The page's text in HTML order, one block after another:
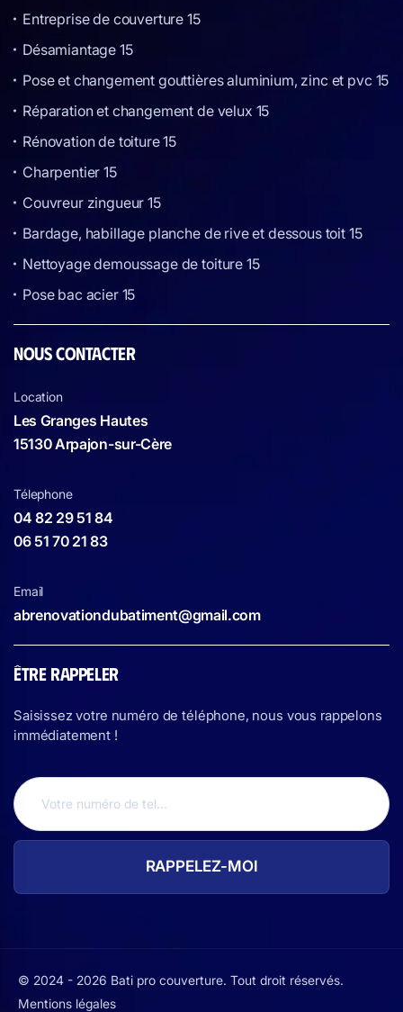
Entreprise de couverture 15
Désamiantage 15
Pose et changement gouttières aluminium, zinc et pvc 15
Réparation et changement de velux 15
Rénovation de toiture 15
Charpentier 15
Couvreur zingueur 15
Bardage, habillage planche de rive et dessous toit 15
Nettoyage demoussage de toiture 15
Pose bac acier 15
NOUS CONTACTER
Location
Les Granges Hautes
15130 Arpajon-sur-Cère
Télephone
04 82 29 51 84
06 51 70 21 83
Email
abrenovationdubatiment@gmail.com
ÊTRE RAPPELER
Saisissez votre numéro de téléphone, nous vous rappelons
immédiatement !
© 2024 - 2026 Bati pro couverture. Tout droit réservés.
Mentions légales